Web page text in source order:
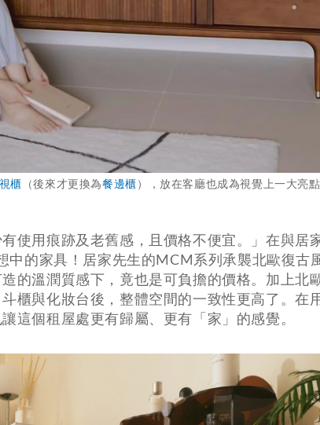
櫃 （後來才更換為餐邊櫃 ），放在客廳也成為視覺上一大亮點
使用痕跡及老舊感，且價格不便宜。」在與居
的家具！居家先生的MCM系列承襲北歐復古
的溫潤質感下，竟也是可負擔的價格。加上北
櫃與化妝台後，整體空間的一致性更高了。在
這個租屋處更有歸屬、更有「家」的感覺。